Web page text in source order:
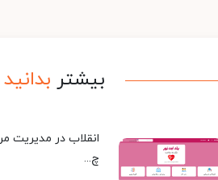
بیشتر بدانید
انقلاب در مدیریت
چ...